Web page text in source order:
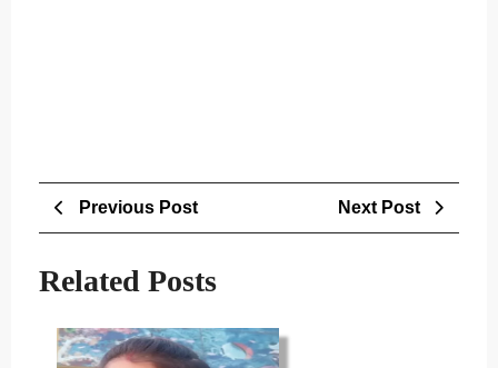
Post
navigation
Previous PostPrevious
Next Post
Related Posts